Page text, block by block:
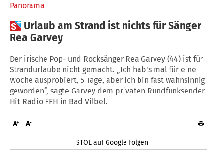
Panorama
 Urlaub am Strand ist nichts für Sänger
Rea Garvey
Der irische Pop- und Rocksänger Rea Garvey (44) ist für
Strandurlaube nicht gemacht. „Ich hab's mal für eine
Woche ausprobiert, 5 Tage, aber ich bin fast wahnsinnig
geworden“, sagte Garvey dem privaten Rundfunksender
Hit Radio FFH in Bad Vilbel.
STOL auf Google folgen